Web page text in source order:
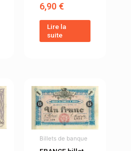
6,90€
Lire la
suite
Billets de banque